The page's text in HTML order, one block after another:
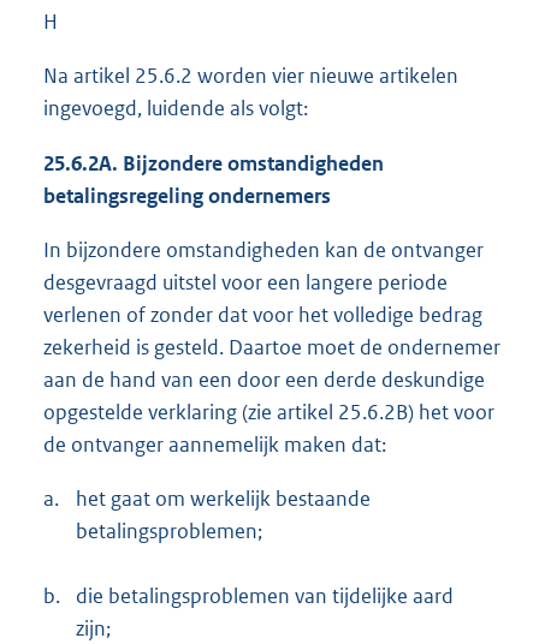
H
Na artikel 25.6.2 worden vier nieuwe artikelen
ingevoegd, luidende als volgt:
25.6.2A. Bijzondere omstandigheden
betalingsregeling ondernemers
In bijzondere omstandigheden kan de ontvanger
desgevraagd uitstel voor een langere periode
verlenen of zonder dat voor het volledige bedrag
zekerheid is gesteld. Daartoe moet de ondernemer
aan de hand van een door een derde deskundige
opgestelde verklaring (zie artikel 25.6.2B) het voor
de ontvanger aannemelijk maken dat:
a.
het gaat om werkelijk bestaande
betalingsproblemen;
b.
die betalingsproblemen van tijdelijke aard
zijn;